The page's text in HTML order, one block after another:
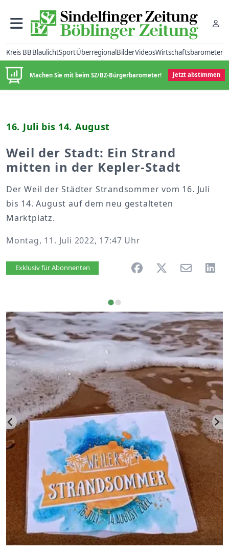
Kreis BBBlaulichtSportÜberregionalBilderVideosWirtschaftsbarometer
Machen Sie mit beim SZ/BZ-Bürgerbarometer! Jetzt abstimmen
16. Juli bis 14. August
Weil der Stadt: Ein Strand
mitten in der Kepler-Stadt
Der Weil der Städter Strandsommer vom 16. Juli
bis 14. August auf dem neu gestalteten
Marktplatz.
Montag, 11. Juli 2022, 17:47 Uhr
Artikel vorlesen
Exklusiv für Abonnenten